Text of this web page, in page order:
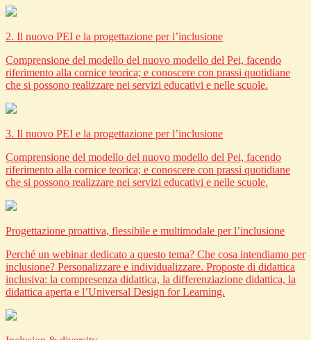
2. Il nuovo PEI e la progettazione per l’inclusione
Comprensione del modello del nuovo modello del Pei, facendo
riferimento alla cornice teorica; e conoscere con prassi quotidiane
che si possono realizzare nei servizi educativi e nelle scuole.
3. Il nuovo PEI e la progettazione per l’inclusione
Comprensione del modello del nuovo modello del Pei, facendo
riferimento alla cornice teorica; e conoscere con prassi quotidiane
che si possono realizzare nei servizi educativi e nelle scuole.
Progettazione proattiva, flessibile e multimodale per l’inclusione
Perché un webinar dedicato a questo tema? Che cosa intendiamo per
inclusione? Personalizzare e individualizzare. Proposte di didattica
inclusiva: la compresenza didattica, la differenziazione didattica, la
didattica aperta e l’Universal Design for Learning.